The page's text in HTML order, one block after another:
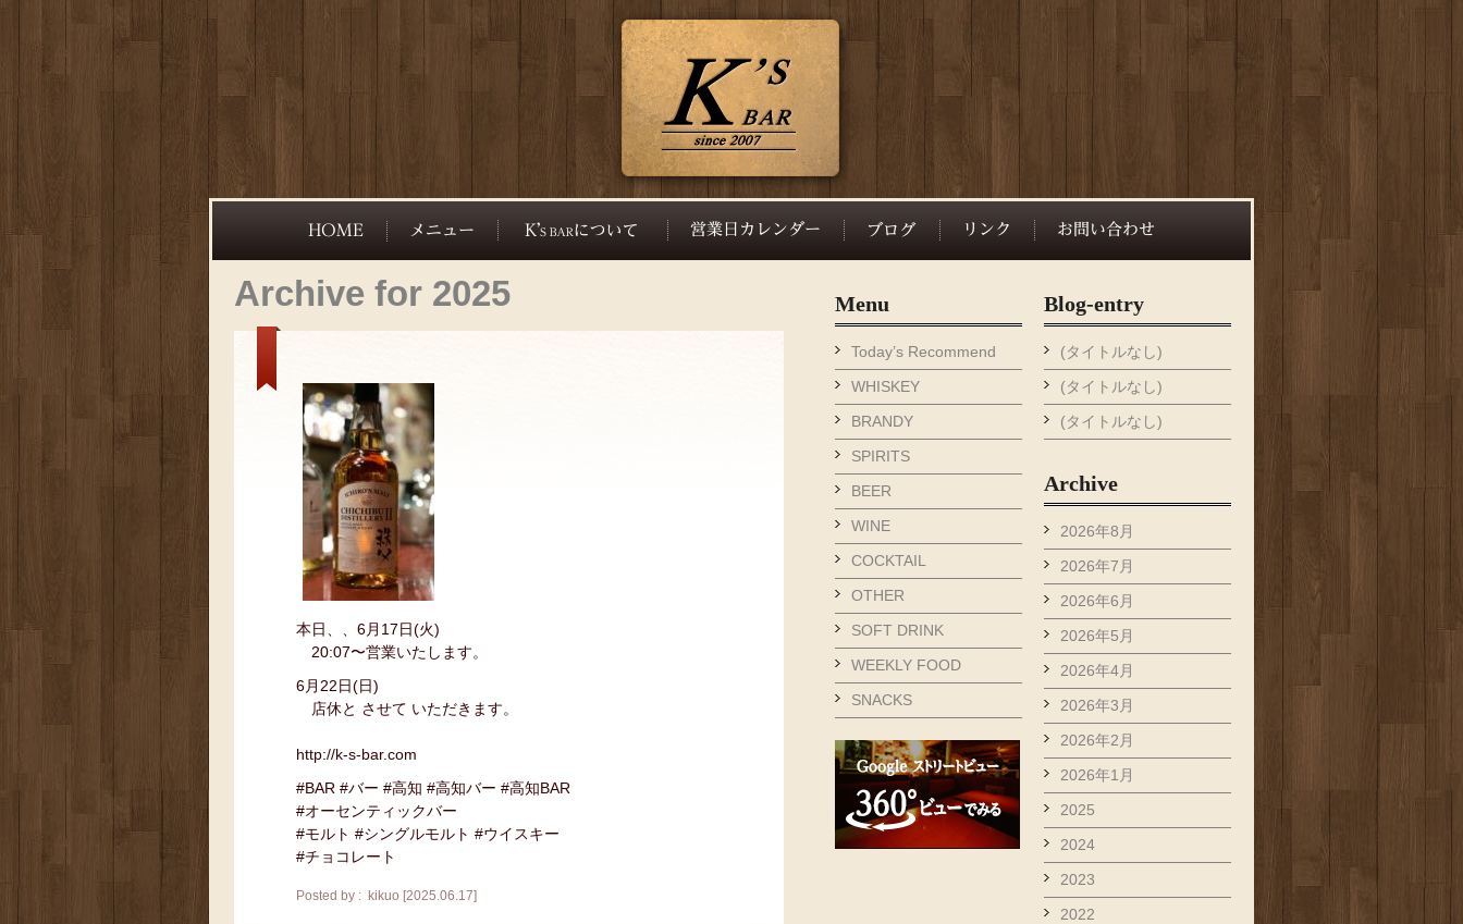
Archive for 2025
本日、、6月17日(火)
20:07〜営業いたします。
6月22日(日)
店休と させて いただきます。
http://k-s-bar.com
#BAR #バー #高知 #高知バー #高知BAR
#オーセンティックバー
#モルト #シングルモルト #ウイスキー
#チョコレート
Posted by : kikuo [2025.06.17]
Menu
Today’s Recommend
WHISKEY
BRANDY
SPIRITS
BEER
WINE
COCKTAIL
OTHER
SOFT DRINK
WEEKLY FOOD
SNACKS
Blog-entry
(タイトルなし)
(タイトルなし)
(タイトルなし)
Archive
2026年8月
2026年7月
2026年6月
2026年5月
2026年4月
2026年3月
2026年2月
2026年1月
2025
2024
2023
2022